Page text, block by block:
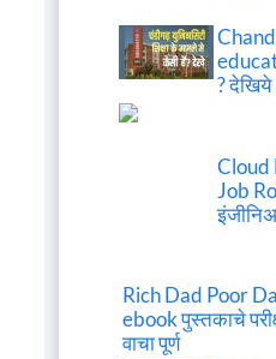
? देखिये
Cloud
Job
Rich Dad Poor
ebook पुस्तकाचे
वाचा पूर्ण